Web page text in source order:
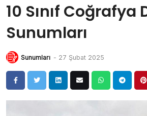
10 Sınıf Coğrafya
Sunumları
Sunumları - 27 Şubat 2025